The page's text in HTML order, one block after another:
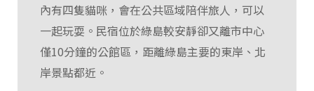
內有四隻貓咪，會在公共區域陪伴旅人，可以
一起玩耍。民宿位於綠島較安靜卻又離市中心
僅10分鐘的公館區，距離綠島主要的東岸、北
岸景點都近。